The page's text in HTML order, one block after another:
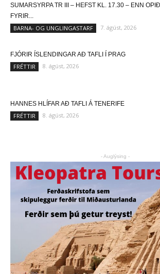
SUMARSYRPA TR III – HEFST KL. 17.30 – ENN OPIÐ
FYRIR...
BARNA- OG UNGLINGASTARF 7. ágúst, 2026
FJÓRIR ÍSLENDINGAR AÐ TAFLI Í PRAG
FRÉTTIR 8. ágúst, 2026
HANNES HLÍFAR AÐ TAFLI Á TENERIFE
FRÉTTIR 8. ágúst, 2026
- Auglýsing -